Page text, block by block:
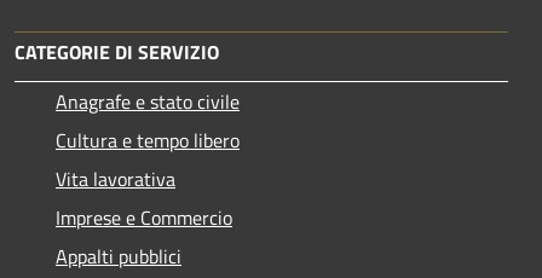
CATEGORIE DI SERVIZIO
Anagrafe e stato civile
Cultura e tempo libero
Vita lavorativa
Imprese e Commercio
Appalti pubblici